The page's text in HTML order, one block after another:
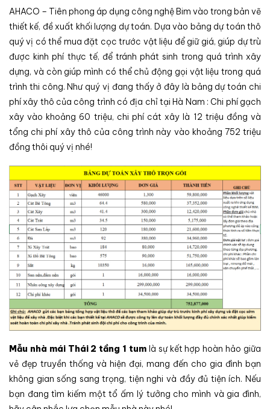
AHACO – Tiên phong áp dụng công nghệ Bim vào trong bản vẽ
thiết kế, đề xuất khối lượng dự toán. Dựa vào bảng dự toán thô
quý vị có thể mua đặt cọc trước vật liệu để giữ giá, giúp dự trù
được kinh phí thực tế, để tránh phát sinh trong quá trình xây
dựng, và còn giúp mình có thể chủ động gọi vật liệu trong quá
trình thi công. Như quý vị đang thấy ở đây là bảng dự toán chi
phí xây thô của công trình có địa chỉ tại Hà Nam : Chi phí gạch
xây vào khoảng 60 triệu, chi phí cát xây là 12 triệu đồng và
tổng chi phí xây thô của công trình này vào khoảng 752 triệu
đồng thôi quý vị nhé!
Mẫu nhà mái Thái 2 tầng 1 tum là sự kết hợp hoàn hảo giữa
vẻ đẹp truyền thống và hiện đại, mang đến cho gia đình bạn
không gian sống sang trọng, tiện nghi và đầy đủ tiện ích. Nếu
bạn đang tìm kiếm một tổ ấm lý tưởng cho mình và gia đình,